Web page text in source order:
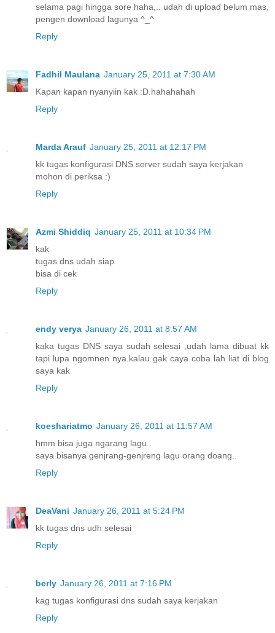
selama pagi hingga sore haha,.. udah di upload belum mas,
pengen download lagunya ^_^
Reply
Fadhil Maulana January 25, 2011 at 7:30 AM
Kapan kapan nyanyiin kak :D.hahahahah
Reply
Marda Arauf January 25, 2011 at 12:17 PM
kk tugas konfigurasi DNS server sudah saya kerjakan
mohon di periksa :)
Reply
Azmi Shiddiq January 25, 2011 at 10:34 PM
kak
tugas dns udah siap
bisa di cek
Reply
endy verya January 26, 2011 at 8:57 AM
kaka tugas DNS saya sudah selesai ,udah lama dibuat kk
tapi lupa ngomnen nya.kalau gak caya coba lah liat di blog
saya kak
Reply
koeshariatmo January 26, 2011 at 11:57 AM
hmm bisa juga ngarang lagu..
saya bisanya genjrang-genjreng lagu orang doang..
Reply
DeaVani January 26, 2011 at 5:24 PM
kk tugas dns udh selesai
Reply
berly January 26, 2011 at 7:16 PM
kag tugas konfigurasi dns sudah saya kerjakan
Reply